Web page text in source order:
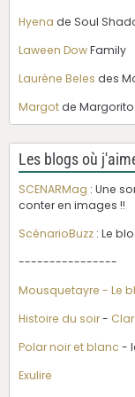
Hyena de Soul
Laween DowFamily
Laurène Beles des
Margotde Margorito
Les blogs où
SCENARMag : Une
conter en images !!
ScénarioBuzz : Le
----------------
Mousquetayre - Le
Histoire du soir-
Polar noir et blanc -
Exulire